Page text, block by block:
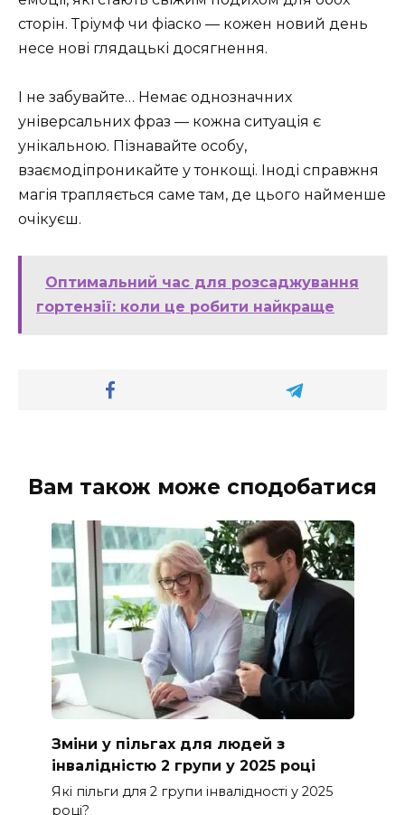
сторін. Тріумф чи фіаско — кожен новий день
несе нові глядацькі досягнення.
І не забувайте… Немає однозначних
універсальних фраз — кожна ситуація є
унікальною. Пізнавайте особу,
взаємодіпроникайте у тонкощі. Іноді справжня
магія трапляється саме там, де цього найменше
очікуєш.
Оптимальний час для розсаджування
гортензії: коли це робити найкраще
Вам також може сподобатися
Зміни у пільгах для людей з
інвалідністю 2 групи у 2025 році
Які пільги для 2 групи інвалідності у 2025
році?